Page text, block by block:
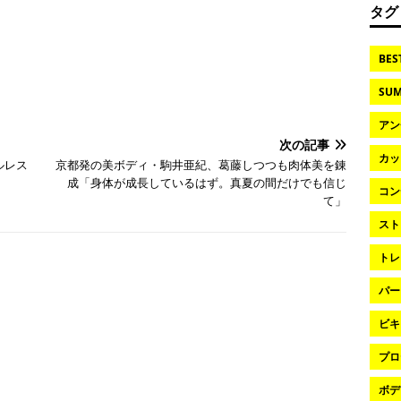
レス
次の記事
京都発の美ボディ・駒井亜紀、葛藤しつつも肉体美を錬
成「身体が成長しているはず。真夏の間だけでも信じ
て」
タグ
ア
カ
コ
ス
ト
パ
ビ
プ
ボ